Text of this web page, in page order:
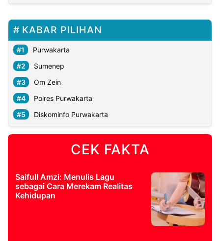
KABAR PILIHAN
Purwakarta
Sumenep
Om Zein
Polres Purwakarta
Diskominfo Purwakarta
CEK FAKTA
Saifull Amzi: Menulis Lagu
sebagai Cara Merekam Realitas
Kehidupan